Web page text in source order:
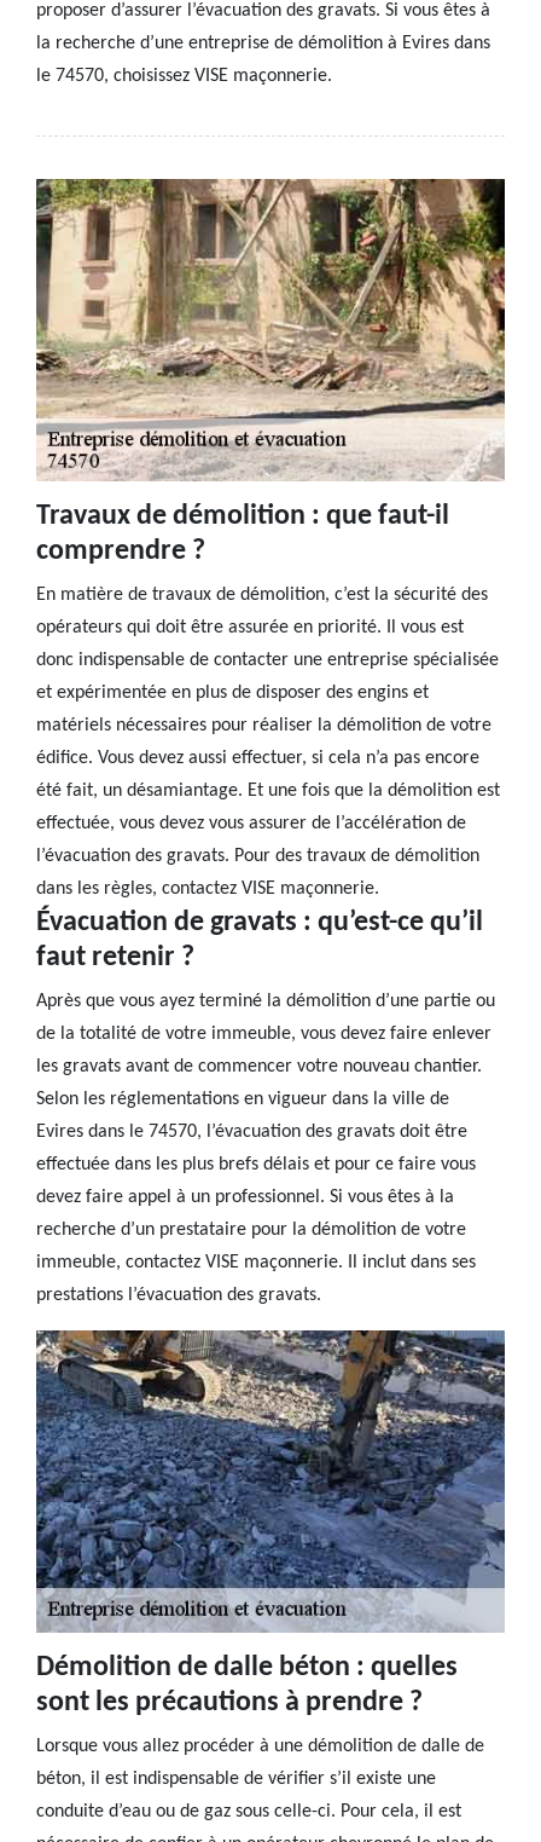
proposer d’assurer l’évacuation des gravats. Si vous êtes à
la recherche d’une entreprise de démolition à Evires dans
le 74570, choisissez VISE maçonnerie.
Travaux de démolition : que faut-il
comprendre ?
En matière de travaux de démolition, c’est la sécurité des
opérateurs qui doit être assurée en priorité. Il vous est
donc indispensable de contacter une entreprise spécialisée
et expérimentée en plus de disposer des engins et
matériels nécessaires pour réaliser la démolition de votre
édifice. Vous devez aussi effectuer, si cela n’a pas encore
été fait, un désamiantage. Et une fois que la démolition est
effectuée, vous devez vous assurer de l’accélération de
l’évacuation des gravats. Pour des travaux de démolition
dans les règles, contactez VISE maçonnerie.
Évacuation de gravats : qu’est-ce qu’il
faut retenir ?
Après que vous ayez terminé la démolition d’une partie ou
de la totalité de votre immeuble, vous devez faire enlever
les gravats avant de commencer votre nouveau chantier.
Selon les réglementations en vigueur dans la ville de
Evires dans le 74570, l’évacuation des gravats doit être
effectuée dans les plus brefs délais et pour ce faire vous
devez faire appel à un professionnel. Si vous êtes à la
recherche d’un prestataire pour la démolition de votre
immeuble, contactez VISE maçonnerie. Il inclut dans ses
prestations l’évacuation des gravats.
Démolition de dalle béton : quelles
sont les précautions à prendre ?
Lorsque vous allez procéder à une démolition de dalle de
béton, il est indispensable de vérifier s’il existe une
conduite d’eau ou de gaz sous celle-ci. Pour cela, il est